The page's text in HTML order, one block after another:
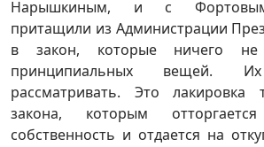
Нарышкиным, и с Фортовым:
притащили из Администрации
в закон, которые ничего
принципиальных вещей.
рассматривать. Это
закона, которым отторгается
собственность и отдается на